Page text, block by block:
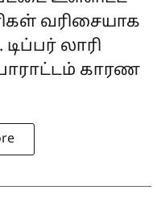
வரிசையாக
லாரி
காரண